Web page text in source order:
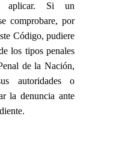
aplicar. Si un
comprobare, por
Código, pudiere
los tipos penales
de la Nación,
autoridades o
la denuncia ante